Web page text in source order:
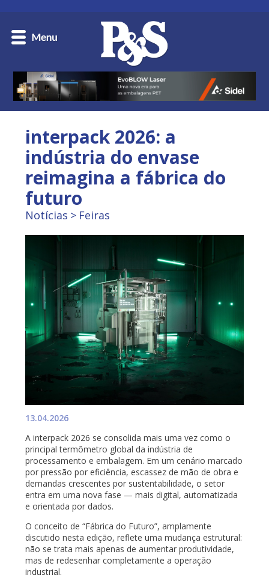
interpack 2026: a
indústria do envase
reimagina a fábrica do
futuro
Notícias Feiras
13.04.2026
A interpack 2026 se consolida mais uma vez como o
principal termômetro global da indústria de
processamento e embalagem. Em um cenário marcado
por pressão por eficiência, escassez de mão de obra e
demandas crescentes por sustentabilidade, o setor
entra em uma nova fase — mais digital, automatizada
e orientada por dados.
O conceito de “Fábrica do Futuro”, amplamente
discutido nesta edição, reflete uma mudança estrutural:
não se trata mais apenas de aumentar produtividade,
mas de redesenhar completamente a operação
industrial.